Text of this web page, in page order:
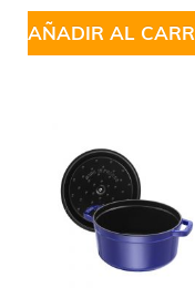
AÑADIR AL